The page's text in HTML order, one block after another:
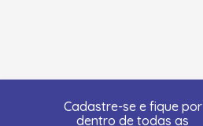
Cadastre-se e fique por
dentro de todas as